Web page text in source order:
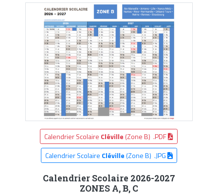
Calendrier Scolaire Cléville (Zone B) .PDF
Calendrier Scolaire Cléville(Zone B) .JPG
Calendrier Scolaire 2026-2027
ZONES A, B, C